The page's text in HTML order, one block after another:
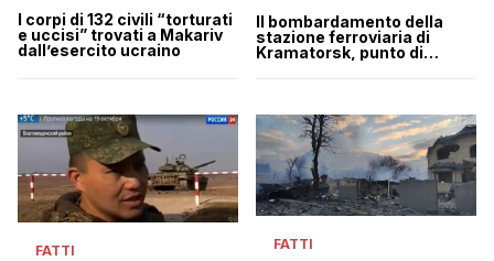
I corpi di 132 civili “torturati
e uccisi” trovati a Makariv
dall’esercito ucraino
Il bombardamento della
stazione ferroviaria di
Kramatorsk, punto di
FATTI FATTI